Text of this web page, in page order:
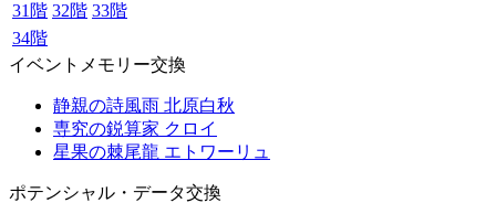
31階 32階 33階
34階
イベントメモリー交換
静親の詩風雨 北原白秋
専究の鋭算家 クロイ
星果の棘尾龍 エトワーリュ
ポテンシャル・データ交換